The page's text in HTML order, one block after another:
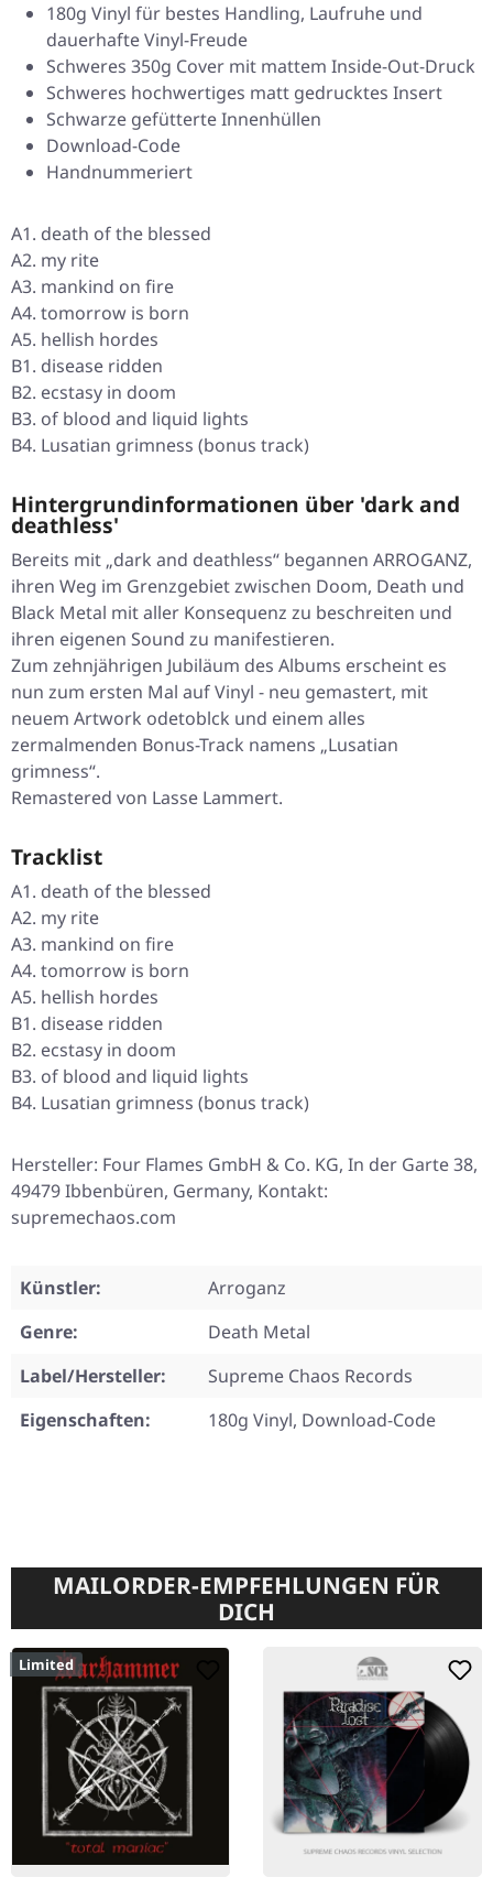
180g Vinyl für bestes Handling, Laufruhe und
dauerhafte Vinyl-Freude
Schweres 350g Cover mit mattem Inside-Out-Druck
Schweres hochwertiges matt gedrucktes Insert
Schwarze gefütterte Innenhüllen
Download-Code
Handnummeriert
A1. death of the blessed
A2. my rite
A3. mankind on fire
A4. tomorrow is born
A5. hellish hordes
B1. disease ridden
B2. ecstasy in doom
B3. of blood and liquid lights
B4. Lusatian grimness (bonus track)
Hintergrundinformationen über 'dark and
deathless'
Bereits mit „dark and deathless“ begannen ARROGANZ,
ihren Weg im Grenzgebiet zwischen Doom, Death und
Black Metal mit aller Konsequenz zu beschreiten und
ihren eigenen Sound zu manifestieren.
Zum zehnjährigen Jubiläum des Albums erscheint es
nun zum ersten Mal auf Vinyl - neu gemastert, mit
neuem Artwork odetoblck und einem alles
zermalmenden Bonus-Track namens „Lusatian
grimness“.
Remastered von Lasse Lammert.
Tracklist
A1. death of the blessed
A2. my rite
A3. mankind on fire
A4. tomorrow is born
A5. hellish hordes
B1. disease ridden
B2. ecstasy in doom
B3. of blood and liquid lights
B4. Lusatian grimness (bonus track)
Hersteller: Four Flames GmbH & Co. KG, In der Garte 38,
49479 Ibbenbüren, Germany, Kontakt:
supremechaos.com
Künstler:
Arroganz
Genre:
Death Metal
Label/Hersteller:
Supreme Chaos Records
Eigenschaften:
180g Vinyl, Download-Code
MAILORDER-EMPFEHLUNGEN FÜR
DICH
Limited